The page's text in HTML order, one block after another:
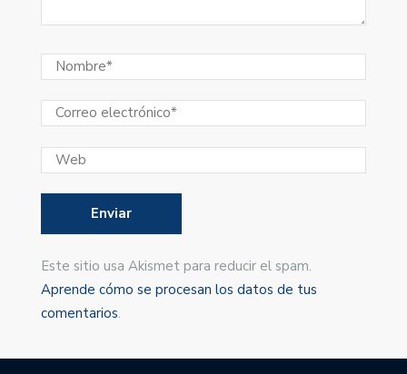
Este sitio usa Akismet para reducir el spam.
Aprende cómo se procesan los datos de tus
comentarios.